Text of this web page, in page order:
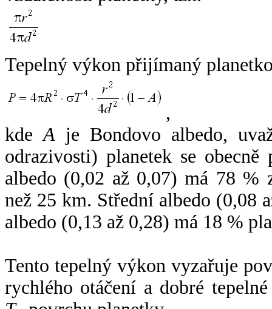
Tepelný výkon přijímaný
,
kdeA je Bondovo albedo,
odrazivosti) planetek se
albedo (0,02 až 0,07) má 78 %
než 25 km. Střední albedo (0,08
albedo (0,13 až 0,28) má 18 %
Tento tepelný výkon vyzařuje
rychlého otáčení a dobré